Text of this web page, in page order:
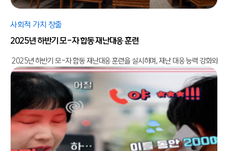
사회적 가치 창출
2025년 하반기 모-자 합동 재난대응 훈련
2025년 하반기 모-자 합동 재난대응 훈련을 실시하며, 재난 대응 능력 강화와